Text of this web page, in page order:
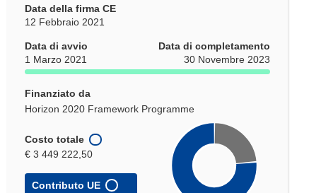
Data della firma CE
12 Febbraio 2021
Data di avvio
1 Marzo 2021
Data di completamento
30 Novembre 2023
Finanziato da
Horizon 2020 Framework Programme
Costo totale
€ 3 449 222,50
Contributo UE